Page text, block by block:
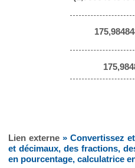
Lien externe » Convertissez
et décimaux, des fractions,
en pourcentage, calculatrice